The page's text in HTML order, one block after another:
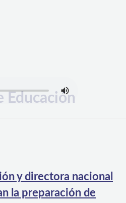
Educación
y directora nacional
la preparación de